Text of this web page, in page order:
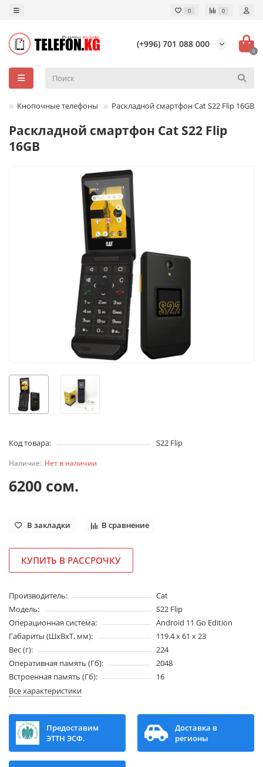
0 0
(+996) 701 088 000
0
Кнопочные телефоны Раскладной смартфон Cat S22 Flip 16GB
Раскладной смартфон Cat S22 Flip
16GB
Код товара: S22 Flip
Нет в наличии
6200 сом.
В закладки В сравнение
КУПИТЬ В РАССРОЧКУ
Производитель:
Cat
Модель:
S22 Flip
Операционная система:
Android 11 Go Edition
Габариты (ШхВхТ, мм):
119.4 x 61 x 23
Вес (г):
224
Оперативная память (Гб):
2048
Встроенная память (Гб):
16
Все характеристики
Предоставим
ЭТТН ЭСФ.
Доставка в
регионы